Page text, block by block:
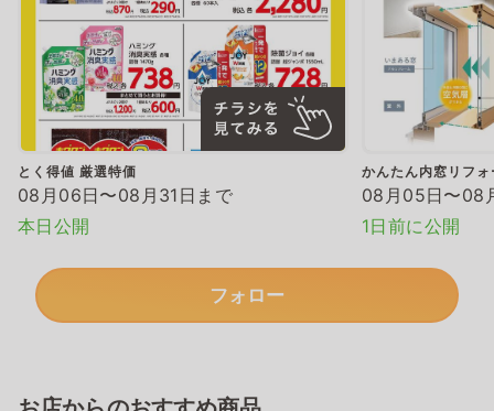
とく得値 厳選特価
08月06日〜08月31日まで
本日公開
かんたん内窓リフォ
08月05日〜08
1日前に公開
フォロー